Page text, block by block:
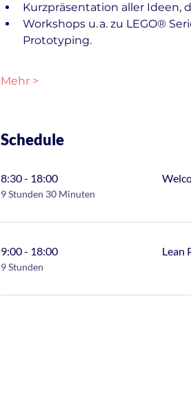
Kurzpräsentation aller Ideen,
Workshops u. a. zu LEGO®
Prototyping.
Mehr >
Schedule
8:30 - 18:00
9 Stunden 30 Minuten
9:00 - 18:00
9 Stunden
Lean